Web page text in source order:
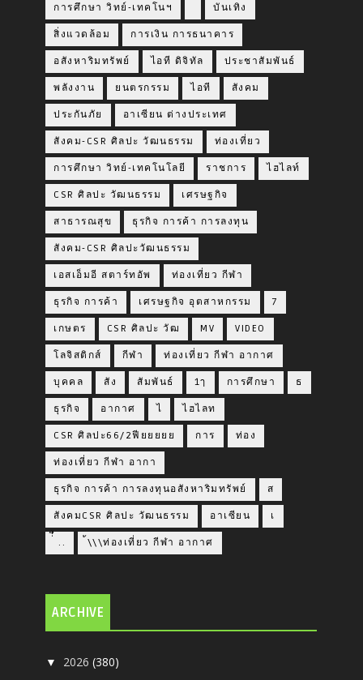
การศึกษา วิทย์-เทคโนฯ บันเทิง
สิ่งแวดล้อม การเงิน การธนาคาร
อสังหาริมทรัพย์ ไอที ดิจิทัล ประชาสัมพันธ์
พลังงาน ยนตรกรรม ไอที สังคม
ประกันภัย อาเซียน ต่างประเทศ
สังคม-CSR ศิลปะ วัฒนธรรม ท่องเที่ยว
การศึกษา วิทย์-เทคโนโลยี ราชการ ไฮไลท์
CSR ศิลปะ วัฒนธรรม เศรษฐกิจ
สาธารณสุข ธุรกิจ การค้า การลงทุน
สังคม-CSR ศิลปะวัฒนธรรม
เอสเอ็มอี สตาร์ทอัพ ท่องเที่ยว กีฬา
ธุรกิจ การค้า เศรษฐกิจ อุตสาหกรรม 7
เกษตร CSR ศิลปะ วัฒ MV VIDEO
โลจิสติกส์ กีฬา ท่องเที่ยว กีฬา อากาศ
บุคคล สัง สัมพันธ์ 1ๅ การศึกษา ธ
ธุรกิจ อากาศ ไ ไฮไลท
CSR ศิลปะ66/2ฟียยยยย การ ท่อง
ท่องเที่ยว กีฬา อากา
ธุรกิจ การค้า การลงทุนอสังหาริมทรัพย์ ส
สังคมCSR ศิลปะ วัฒนธรรม อาเซียน เ
่่ื​ .. ้\\\ท่องเที่ยว กีฬา อากาศ
ARCHIVE
▼ 2026(380)